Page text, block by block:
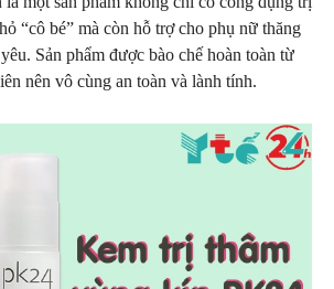
“cô bé” mà còn hỗ trợ cho phụ nữ thăng
Sản phẩm được bào chế hoàn toàn từ
nên vô cùng an toàn và lành tính.